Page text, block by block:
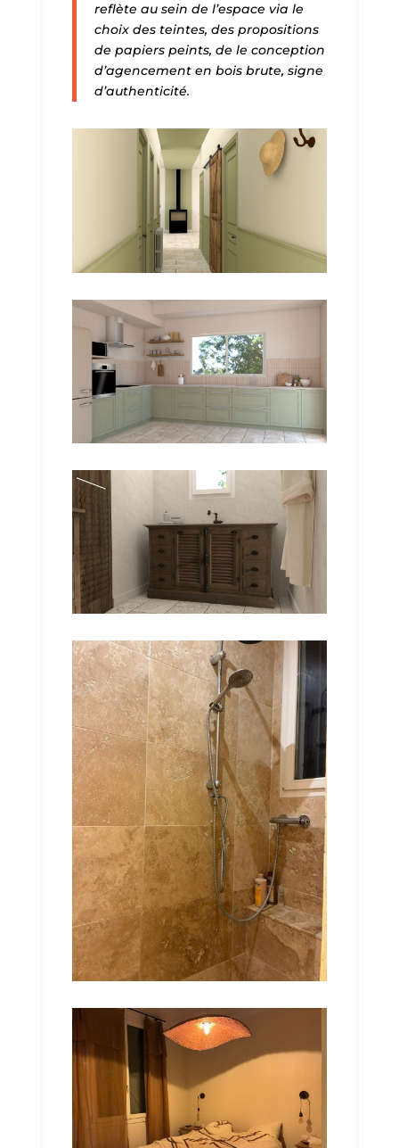
reflète au sein de l’espace via le
choix des teintes, des propositions
de papiers peints, de le conception
d’agencement en bois brute, signe
d’authenticité.